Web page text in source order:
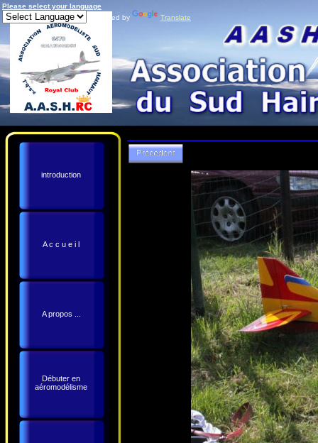
Please select your language
Powered by
Translate
introduction
A c c u e i l
A propos ...
Débuter en
aéromodélisme